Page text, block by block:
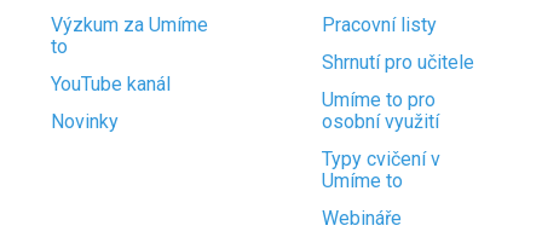
Výzkum za Umíme
to
YouTube kanál
Novinky
Pracovní listy
Shrnutí pro učitele
Umíme to pro
osobní využití
Typy cvičení v
Umíme to
Webináře